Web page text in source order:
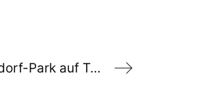
Gute Nachricht: Anette-Langendorf-Park auf Turley eröffnet: Mehr Grün, mehr Lebensqualität für den Mannheimer Norden